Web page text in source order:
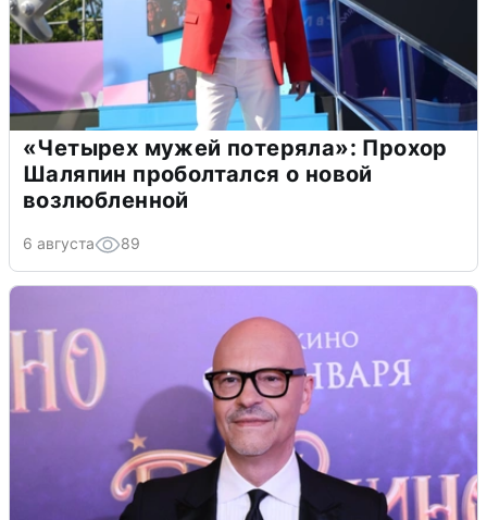
«Четырех мужей потеряла»: Прохор
Шаляпин проболтался о новой
возлюбленной
6 августа 89